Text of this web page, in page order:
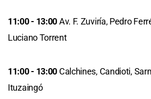
11:00 - 13:00Av. F. Zuviría, Pedro
Luciano Torrent
11:00 - 13:00 Calchines, Candioti,
Ituzaingó